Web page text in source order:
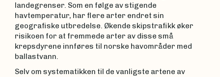
landegrenser. Som en følge av stigende
havtemperatur, har flere arter endret sin
geografiske utbredelse. Økende skipstrafikk øker
risikoen for at fremmede arter av disse små
krepsdyrene innføres til norske havområder med
ballastvann.
Selv om systematikken til de vanligste artene av